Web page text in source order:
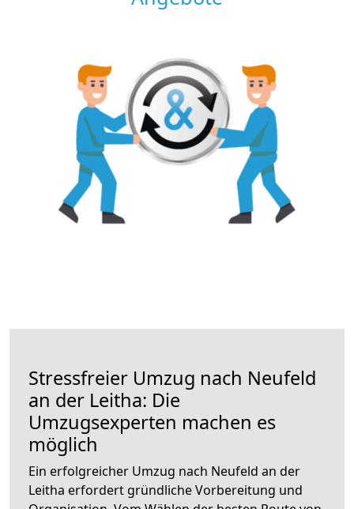
Stressfreier Umzug nach Neufeld
an der Leitha: Die
Umzugsexperten machen es
möglich
Ein erfolgreicher Umzug nach Neufeld an der
Leitha erfordert gründliche Vorbereitung und